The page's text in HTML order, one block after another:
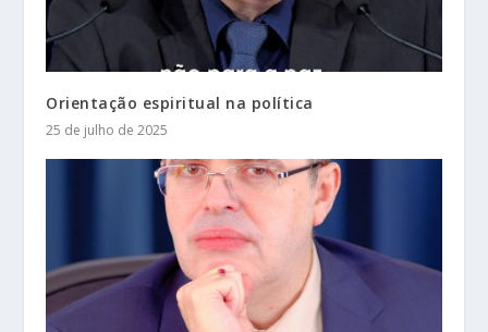
Orientação espiritual na política
25 de julho de 2025